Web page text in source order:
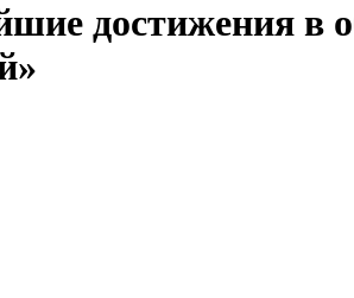
достижения в